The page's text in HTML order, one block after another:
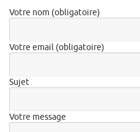
Votre nom (obligatoire)
Votre email (obligatoire)
Sujet
Votre message